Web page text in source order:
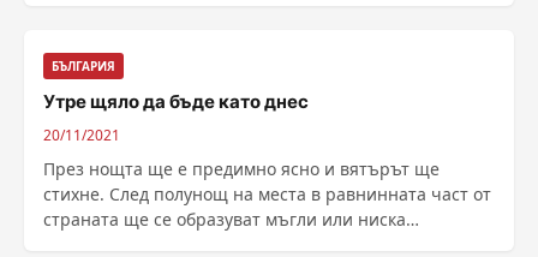
БЪЛГАРИЯ
Утре щяло да бъде като днес
20/11/2021
През нощта ще е предимно ясно и вятърът ще
стихне. След полунощ на места в равнинната част от
страната ще се образуват мъгли или ниска